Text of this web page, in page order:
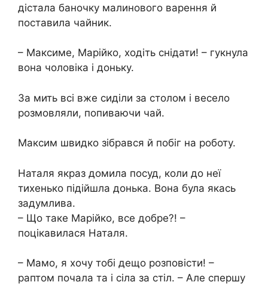
дістала баночку малинового варення й
поставила чайник.
– Максиме, Марійко, ходіть снідати! – гукнула
вона чоловіка і доньку.
За мить всі вже сиділи за столом і весело
розмовляли, попиваючи чай.
Максим швидко зібрався й побіг на роботу.
Наталя якраз домила посуд, коли до неї
тихенько підійшла донька. Вона була якась
задумлива.
– Що таке Марійко, все добре?! –
поцікавилася Наталя.
– Мамо, я хочу тобі дещо розповісти! –
раптом почала та і сіла за стіл. – Але спершу